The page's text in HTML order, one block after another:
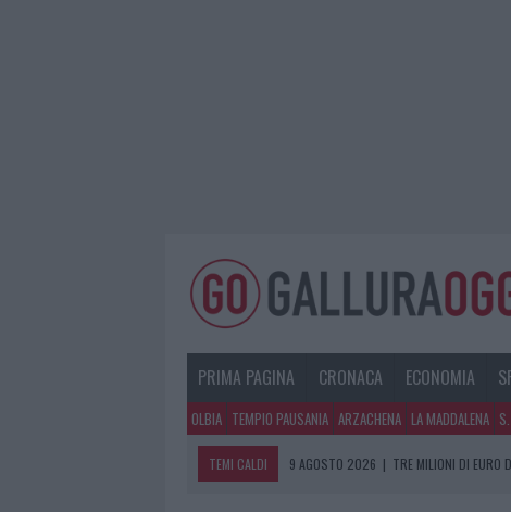
PRIMA PAGINA CRONACA ECONOMIA
OLBIA TEMPIO PAUSANIA ARZACHENA LA MADDALENA
TEMI CALDI 9 AGOSTO 2026 | TRE MILIONI DI EURO